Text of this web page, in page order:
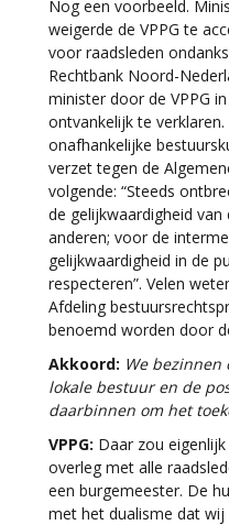
Nog een voorbeeld.
weigerde de VPPG te
voor raadsleden
Rechtbank Noord-
minister door de VPPG
ontvankelijk te
onafhankelijke
verzet tegen de
volgende: “Steeds
de gelijkwaardigheid
anderen; voor de
gelijkwaardigheid in de
respecteren”. Velen
Afdeling
benoemd worden door
Akkoord: We bezinnen
lokale bestuur en de
daarbinnen om het
VPPG: Daar zou
overleg met alle
een burgemeester. De
met het dualisme dat wij